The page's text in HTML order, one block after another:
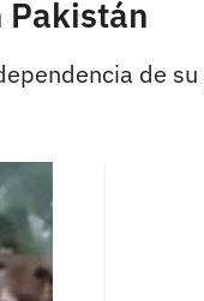
Pakistán
de su